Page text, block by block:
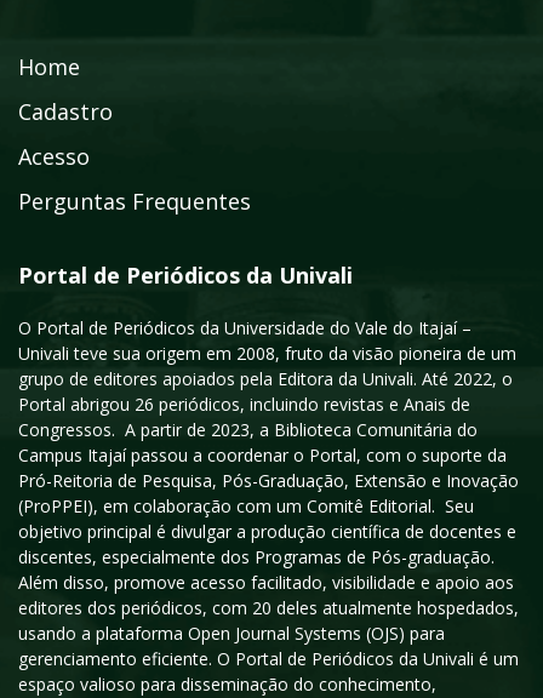
Home
Cadastro
Acesso
Perguntas Frequentes
Portal de Periódicos da Univali
O Portal de Periódicos da Universidade do Vale do Itajaí –
Univali teve sua origem em 2008, fruto da visão pioneira de um
grupo de editores apoiados pela Editora da Univali. Até 2022, o
Portal abrigou 26 periódicos, incluindo revistas e Anais de
Congressos. A partir de 2023, a Biblioteca Comunitária do
Campus Itajaí passou a coordenar o Portal, com o suporte da
Pró-Reitoria de Pesquisa, Pós-Graduação, Extensão e Inovação
(ProPPEI), em colaboração com um Comitê Editorial. Seu
objetivo principal é divulgar a produção científica de docentes e
discentes, especialmente dos Programas de Pós-graduação.
Além disso, promove acesso facilitado, visibilidade e apoio aos
editores dos periódicos, com 20 deles atualmente hospedados,
usando a plataforma Open Journal Systems (OJS) para
gerenciamento eficiente. O Portal de Periódicos da Univali é um
espaço valioso para disseminação do conhecimento,